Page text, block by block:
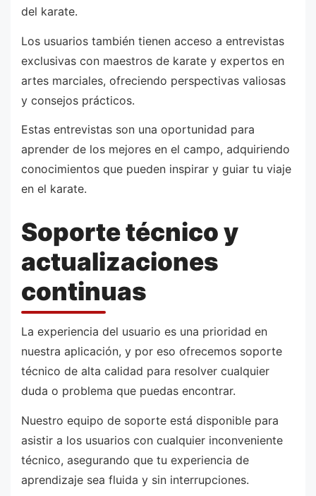
del karate.
Los usuarios también tienen acceso a entrevistas
exclusivas con maestros de karate y expertos en
artes marciales, ofreciendo perspectivas valiosas
y consejos prácticos.
Estas entrevistas son una oportunidad para
aprender de los mejores en el campo, adquiriendo
conocimientos que pueden inspirar y guiar tu viaje
en el karate.
Soporte técnico y
actualizaciones
continuas
La experiencia del usuario es una prioridad en
nuestra aplicación, y por eso ofrecemos soporte
técnico de alta calidad para resolver cualquier
duda o problema que puedas encontrar.
Nuestro equipo de soporte está disponible para
asistir a los usuarios con cualquier inconveniente
técnico, asegurando que tu experiencia de
aprendizaje sea fluida y sin interrupciones.